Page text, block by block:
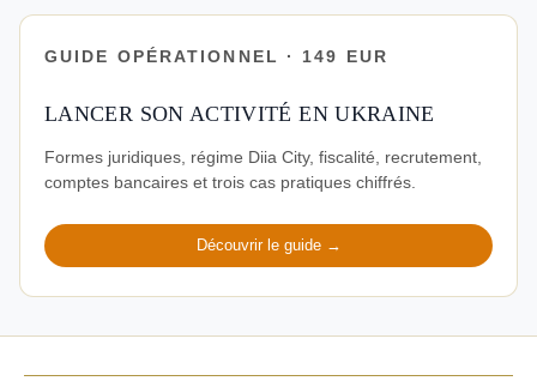
GUIDE OPÉRATIONNEL · 149 EUR
LANCER SON ACTIVITÉ EN UKRAINE
Formes juridiques, régime Diia City, fiscalité, recrutement,
comptes bancaires et trois cas pratiques chiffrés.
Découvrir le guide →